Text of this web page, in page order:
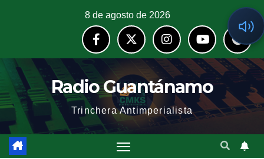
8 de agosto de 2026
Radio Guantánamo
Trinchera Antimperialista